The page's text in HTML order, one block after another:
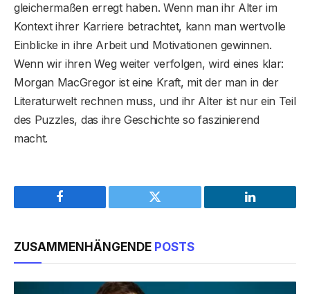
gleichermaßen erregt haben. Wenn man ihr Alter im
Kontext ihrer Karriere betrachtet, kann man wertvolle
Einblicke in ihre Arbeit und Motivationen gewinnen.
Wenn wir ihren Weg weiter verfolgen, wird eines klar:
Morgan MacGregor ist eine Kraft, mit der man in der
Literaturwelt rechnen muss, und ihr Alter ist nur ein Teil
des Puzzles, das ihre Geschichte so faszinierend
macht.
Facebook Twitter LinkedIn
ZUSAMMENHÄNGENDE POSTS